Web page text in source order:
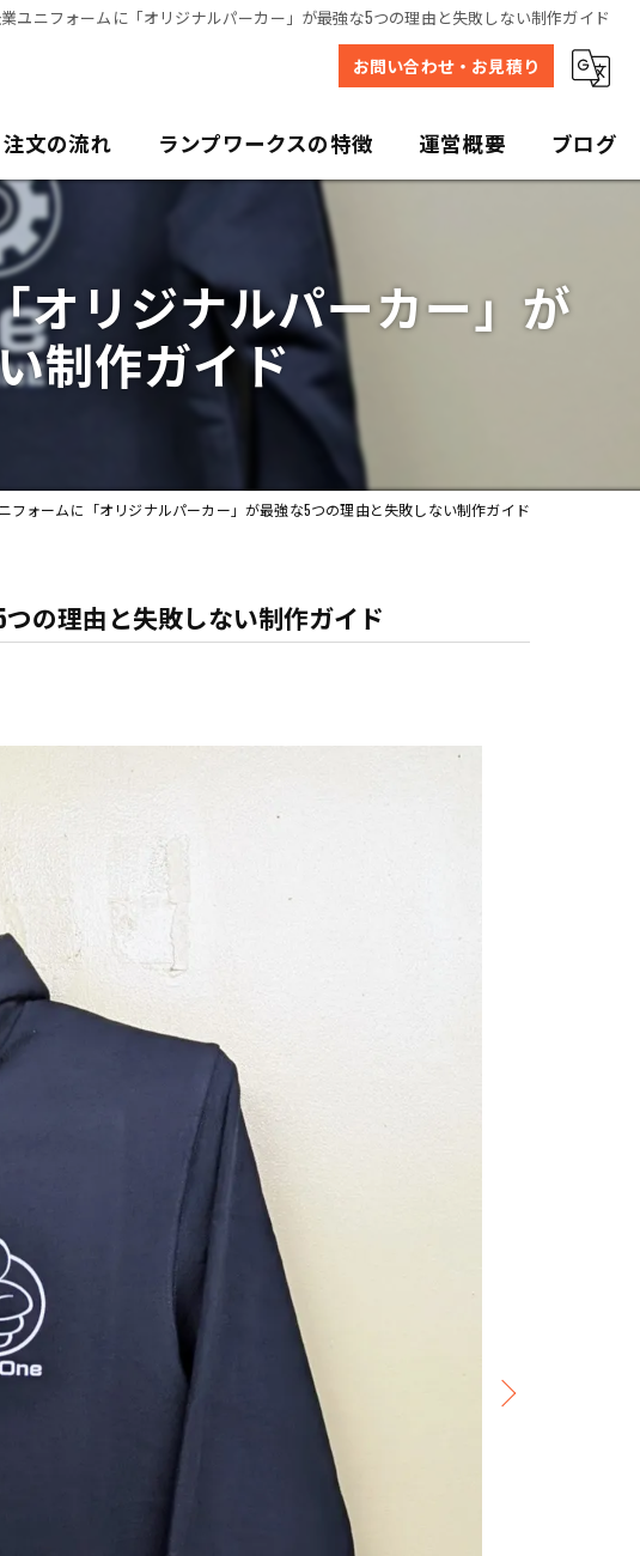
ユニフォームに「オリジナルパーカー」が最強な5つの理由と失敗しない制作ガイド
お問い合わせ・お見積り
注文の流れ ランプワークスの特徴
プリント
販売
ユニフォーム
運営概要 ブログ
オリジナルパーカー」が
制作ガイド
フォームに「オリジナルパーカー」が最強な5つの理由と失敗しない制作ガイド
の理由と失敗しない制作ガイド